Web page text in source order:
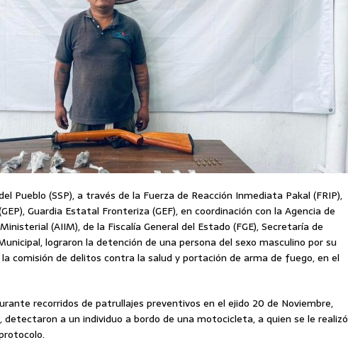
Pueblo (SSP), a través de la Fuerza de Reacción Inmediata Pakal (FRIP),
Guardia Estatal Fronteriza (GEF), en coordinación con la Agencia de
(AIIM), de la Fiscalía General del Estado (FGE), Secretaría de
lograron la detención de una persona del sexo masculino por su
comisión de delitos contra la salud y portación de arma de fuego, en el
recorridos de patrullajes preventivos en el ejido 20 de Noviembre,
a un individuo a bordo de una motocicleta, a quien se le realizó